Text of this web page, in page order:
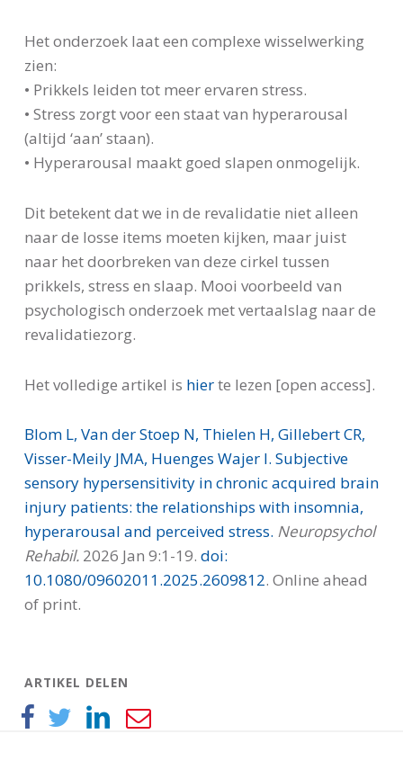
Het onderzoek laat een complexe wisselwerking
zien:
• Prikkels leiden tot meer ervaren stress.
• Stress zorgt voor een staat van hyperarousal
(altijd ‘aan’ staan).
• Hyperarousal maakt goed slapen onmogelijk.
Dit betekent dat we in de revalidatie niet alleen
naar de losse items moeten kijken, maar juist
naar het doorbreken van deze cirkel tussen
prikkels, stress en slaap. Mooi voorbeeld van
psychologisch onderzoek met vertaalslag naar de
revalidatiezorg.
Het volledige artikel is hierte lezen [open access].
Blom L, Van der Stoep N, Thielen H, Gillebert CR,
Visser-Meily JMA, Huenges Wajer I. Subjective
sensory hypersensitivity in chronic acquired brain
injury patients: the relationships with insomnia,
hyperarousal and perceived stress. Neuropsychol
Rehabil.2026 Jan 9:1-19. doi:
10.1080/09602011.2025.2609812. Online ahead
of print.
ARTIKEL DELEN